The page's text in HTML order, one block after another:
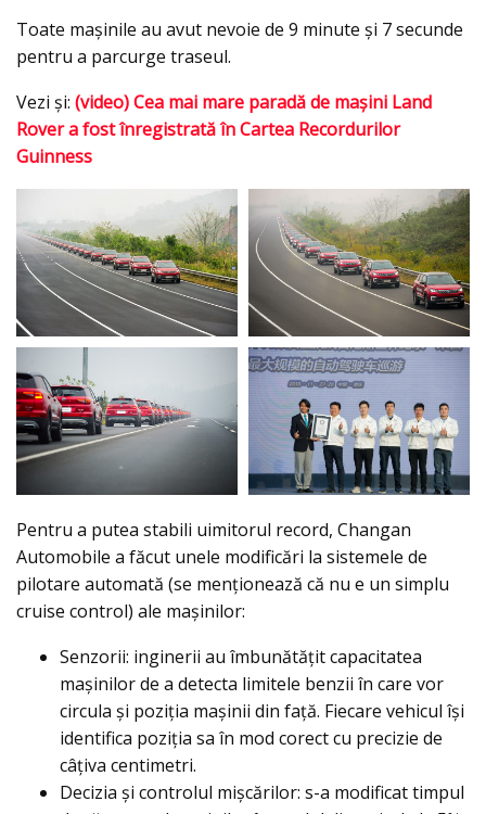
Toate maşinile au avut nevoie de 9 minute şi 7 secunde
pentru a parcurge traseul.
Vezi şi: (video) Cea mai mare paradă de maşini Land
Rover a fost înregistrată în Cartea Recordurilor
Guinness
Pentru a putea stabili uimitorul record, Changan
Automobile a făcut unele modificări la sistemele de
pilotare automată (se menţionează că nu e un simplu
cruise control) ale mașinilor:
Senzorii: inginerii au îmbunătățit capacitatea
maşinilor de a detecta limitele benzii în care vor
circula și poziția mașinii din faţă. Fiecare vehicul îşi
identifica poziţia sa în mod corect cu precizie de
câţiva centimetri.
Decizia şi controlul mişcărilor: s-a modificat timpul